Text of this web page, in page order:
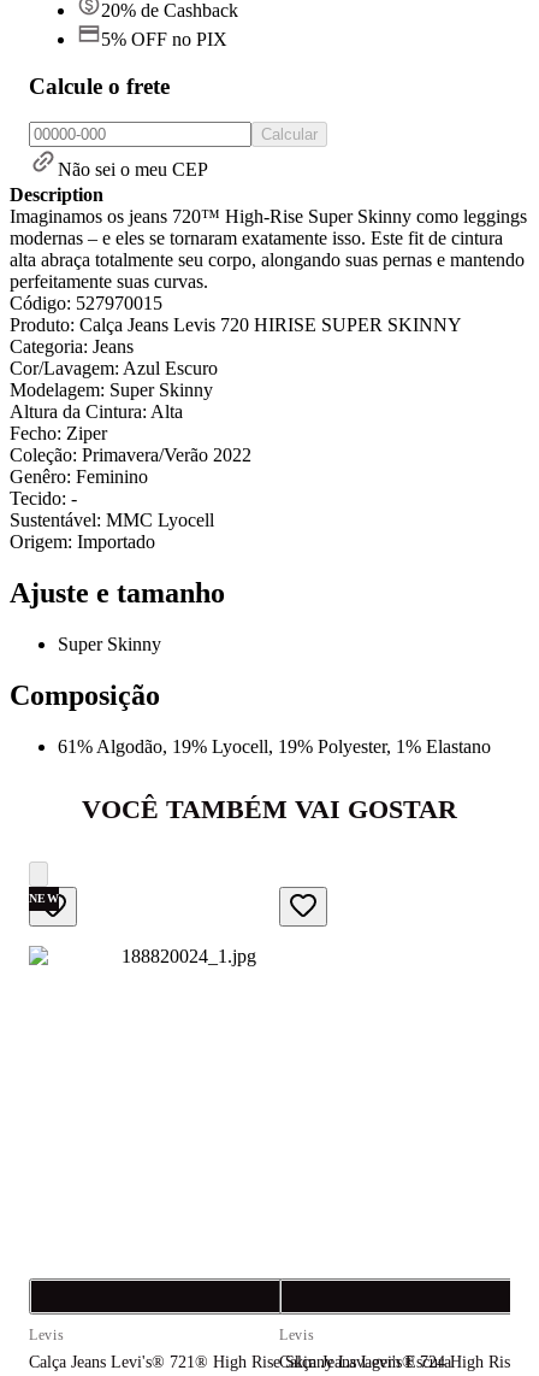
20% de Cashback
5% OFF no PIX
Calcule o frete
Calcular
Não sei o meu CEP
Description
Imaginamos os jeans 720™ High-Rise Super Skinny como leggings
modernas – e eles se tornaram exatamente isso. Este fit de cintura
alta abraça totalmente seu corpo, alongando suas pernas e mantendo
perfeitamente suas curvas.
Código: 527970015
Produto: Calça Jeans Levis 720 HIRISE SUPER SKINNY
Categoria: Jeans
Cor/Lavagem: Azul Escuro
Modelagem: Super Skinny
Altura da Cintura: Alta
Fecho: Ziper
Coleção: Primavera/Verão 2022
Genêro: Feminino
Tecido: -
Sustentável: MMC Lyocell
Origem: Importado
Ajuste e tamanho
Super Skinny
Composição
61% Algodão, 19% Lyocell, 19% Polyester, 1% Elastano
VOCÊ TAMBÉM VAI GOSTAR
NEW
Levis
Calça Jeans Levi's® 721® High Rise Skinny Lavagem Escura
Levis
Calça Jeans Levi's® 724 High Rise